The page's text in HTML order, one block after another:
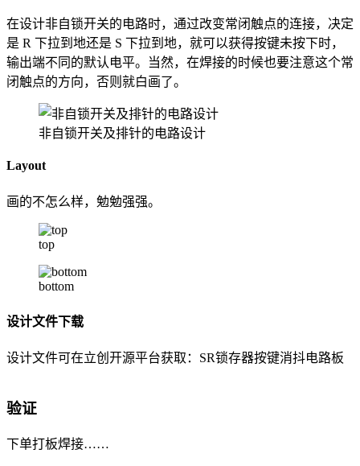
在设计非自锁开关的电路时，通过改变常闭触点的连接，决定
是 R 下拉到地还是 S 下拉到地，就可以获得按键未按下时，
输出端不同的默认电平。当然，在焊接的时候也要注意这个常
闭触点的方向，否则就白画了。
非自锁开关及排针的电路设计
Layout
画的不怎么样，勉勉强强。
top
bottom
设计文件下载
设计文件可在立创开源平台获取： SR锁存器按键消抖电路板
验证
下单打板焊接……